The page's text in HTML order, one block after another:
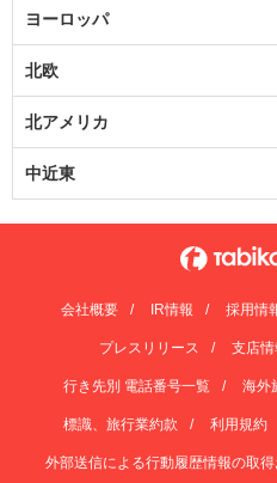
ヨーロッパ
北欧
北アメリカ
中近東
会社概要 IR情報 採用情
プレスリリース 支店情
行き先別 電話番号一覧 海外
標識、旅行業約款 利用規約
外部送信による行動履歴情報の取